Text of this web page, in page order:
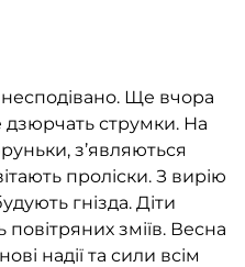
Ще вчора
дзюрчать струмки. На
з’являються
проліски. З вирію
гнізда. Діти
повітряних зміїв. Весна
надії та сили всім